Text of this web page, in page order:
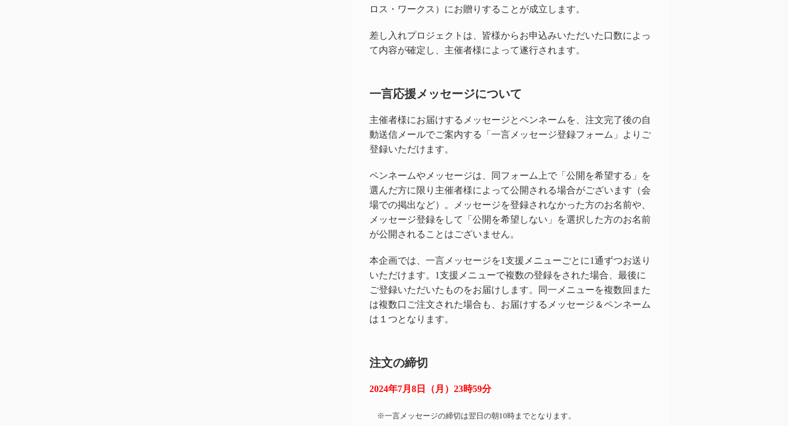
ロス・ワークス）にお贈りすることが成立します。
差し入れプロジェクトは、皆様からお申込みいただいた口数によっ
て内容が確定し、主催者様によって遂行されます。
一言応援メッセージについて
主催者様にお届けするメッセージとペンネームを、注文完了後の自
動送信メールでご案内する「一言メッセージ登録フォーム」よりご
登録いただけます。
ペンネームやメッセージは、同フォーム上で「公開を希望する」を
選んだ方に限り主催者様によって公開される場合がございます（会
場での掲出など）。メッセージを登録されなかった方のお名前や、
メッセージ登録をして「公開を希望しない」を選択した方のお名前
が公開されることはございません。
本企画では、一言メッセージを1支援メニューごとに1通ずつお送り
いただけます。1支援メニューで複数の登録をされた場合、最後に
ご登録いただいたものをお届けします。同一メニューを複数回また
は複数口ご注文された場合も、お届けするメッセージ＆ペンネーム
は１つとなります。
注文の締切
2024年7月8日（月）23時59分
※一言メッセージの締切は翌日の朝10時までとなります。